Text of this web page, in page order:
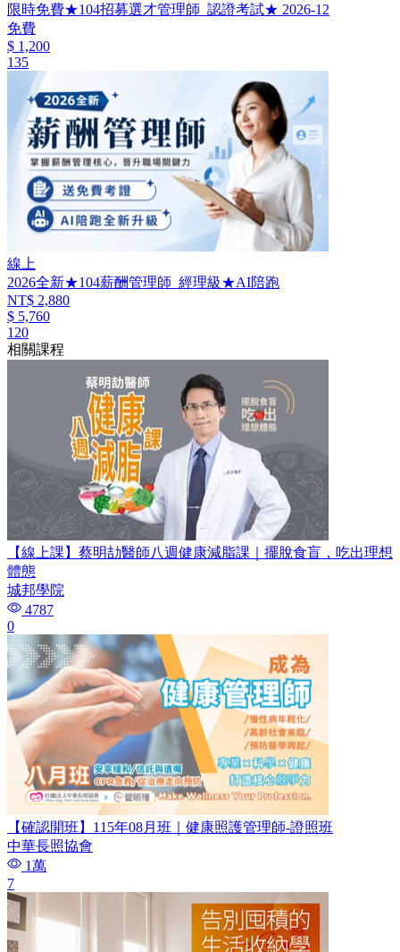
限時免費★104招募選才管理師_認證考試★ 2026-12
免費
$ 1,200
135
線上
2026全新★104薪酬管理師_經理級★AI陪跑
NT$ 2,880
$ 5,760
120
相關課程
【線上課】蔡明劼醫師八週健康減脂課｜擺脫食盲，吃出理想
體態
城邦學院
4787
0
【確認開班】115年08月班｜健康照護管理師-證照班
中華長照協會
1萬
7